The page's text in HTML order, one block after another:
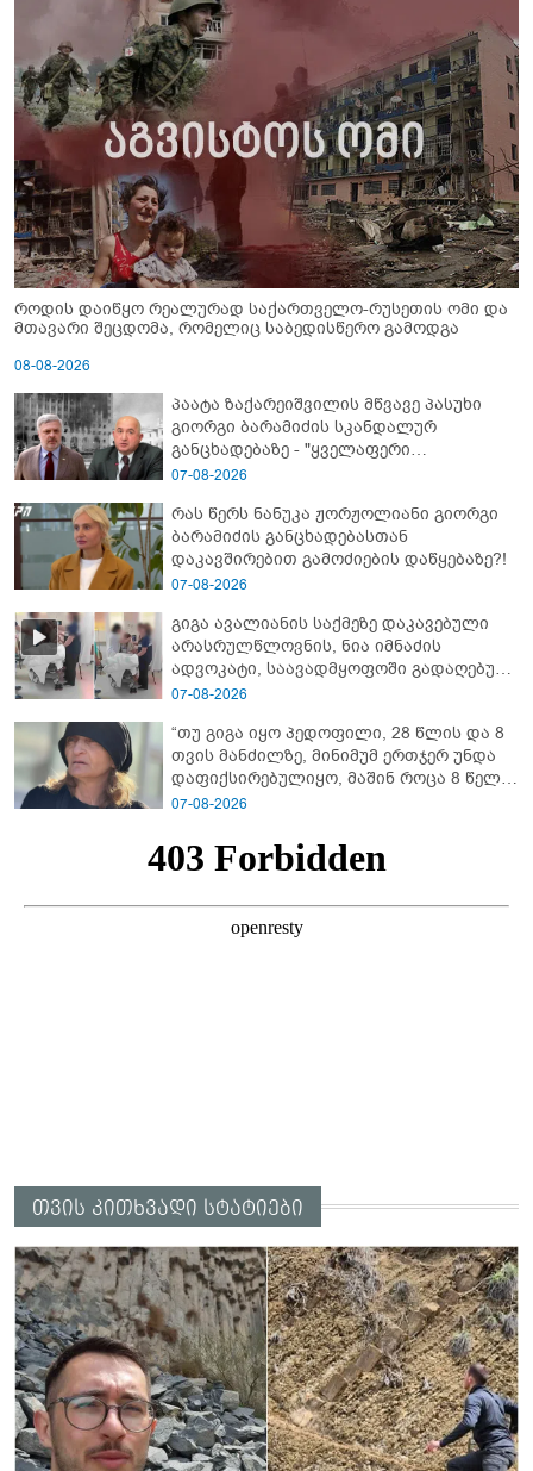
როდის დაიწყო რეალურად საქართველო-რუსეთის ომი და
მთავარი შეცდომა, რომელიც საბედისწერო გამოდგა
08-08-2026
პაატა ზაქარეიშვილის მწვავე პასუხი
გიორგი ბარამიძის სკანდალურ
განცხადებაზე - "ყველაფერი
დეტალურად ვიცი... კამანში მოკლული
ბარამიძე კი ტყუის"
07-08-2026
რას წერს ნანუკა ჟორჟოლიანი გიორგი
ბარამიძის განცხადებასთან
დაკავშირებით გამოძიების დაწყებაზე?!
07-08-2026
გიგა ავალიანის საქმეზე დაკავებული
არასრულწლოვნის, ნია იმნაძის
ადვოკატი, საავადმყოფოში გადაღებულ
კადრებს ავრცელებს
07-08-2026
“თუ გიგა იყო პედოფილი, 28 წლის და 8
თვის მანძილზე, მინიმუმ ერთჯერ უნდა
დაფიქსირებულიყო, მაშინ როცა 8 წელი
ამზადებდა მოსწავლეებს! - იპოვონ ერთი
ავიწროებდა” - ეკა კუპატაძე
07-08-2026
თვის კითხვადი სტატიები